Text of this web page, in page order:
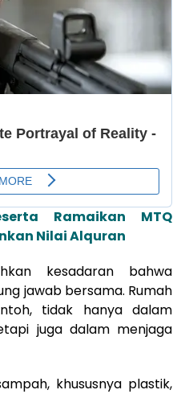
Ramaikan MTQ
Nilai Alquran
kesadaran bahwa
jawab bersama. Rumah
tidak hanya dalam
juga dalam menjaga
khususnya plastik,